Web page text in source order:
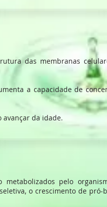
das membranas
a capacidade de
da idade.
metabolizados pelo
o crescimento de pró-